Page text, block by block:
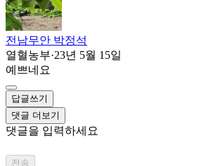
전남무안 박정석
열혈농부·23년 5월 15일
예쁘네요
답글쓰기
댓글 더보기
댓글을 입력하세요
전송